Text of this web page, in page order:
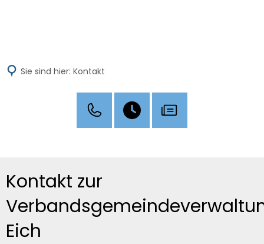
Sie sind hier: Kontakt
Kontakt zur
Eich